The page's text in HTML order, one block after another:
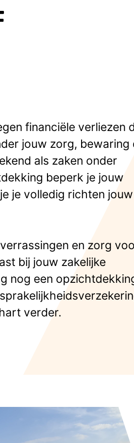
financiële verliezen
jouw zorg, bewaring
als zaken onder
beperk je jouw
je volledig richten jouw
en zorg
bij jouw zakelijke
nog een
verder.